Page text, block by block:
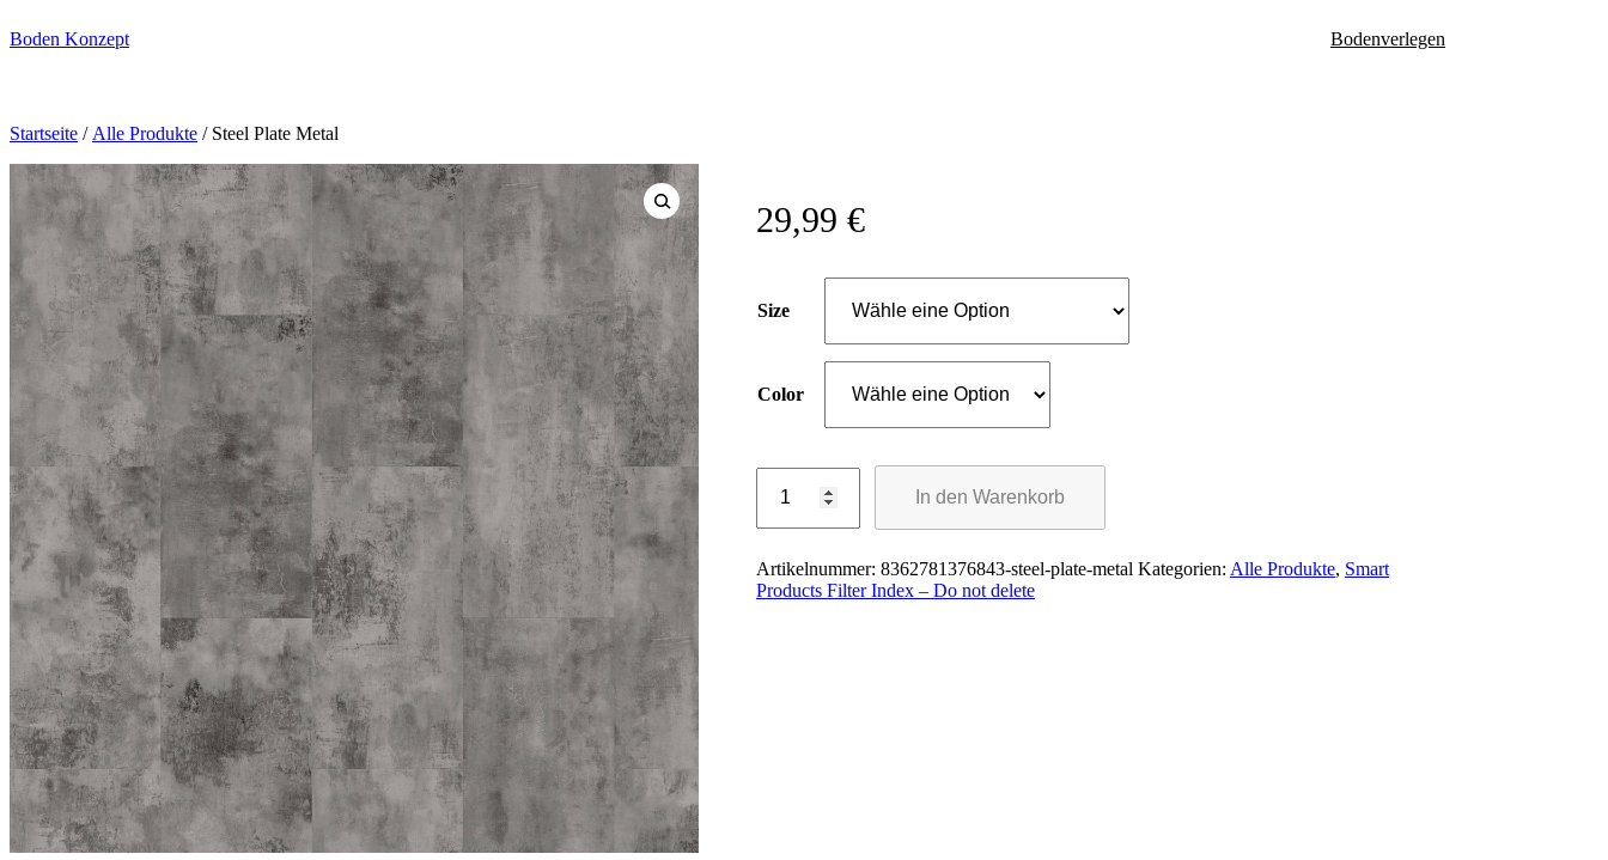
Boden Konzept Bodenverlegen
Startseite /Alle Produkte / Steel Plate Metal
29,99 €
Size
Color
In den Warenkorb
Artikelnummer: 8362781376843-steel-plate-metal Kategorien: Alle Produkte, Smart
Products Filter Index – Do not delete